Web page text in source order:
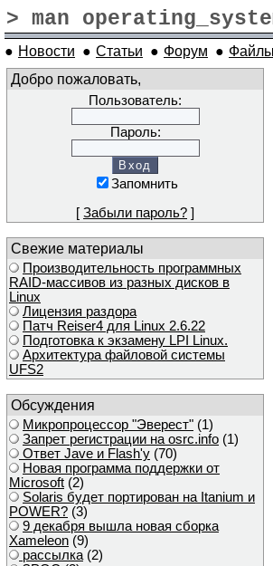
> man
● Новости ● Статьи ● Форум ● Файлы
Добро пожаловать,
Пользователь:
Пароль:
Запомнить
[ Забыли пароль? ]
Свежие материалы
Производительность программных
RAID-массивов из разных дисков в
Linux
Лицензия раздора
Патч Reiser4 для Linux 2.6.22
Подготовка к экзамену LPI Linux.
Архитектура файловой системы
UFS2
Обсуждения
Микропроцессор "Эверест" (1)
Запрет регистрации на osrc.info (1)
Ответ Javе и Flash'у (70)
Новая программа поддержки от
Microsoft (2)
Solaris будет портирован на Itanium и
POWER? (3)
9 декабря вышла новая сборка
Xameleon (9)
рассылка (2)